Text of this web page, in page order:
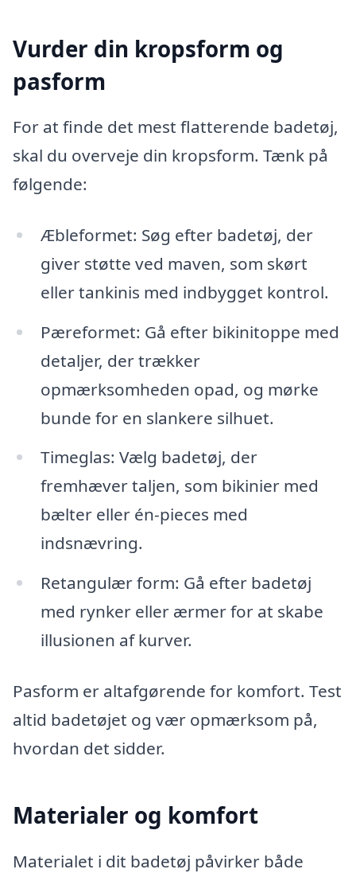
Vurder din kropsform og
pasform
For at finde det mest flatterende badetøj,
skal du overveje din kropsform. Tænk på
følgende:
Æbleformet: Søg efter badetøj, der
giver støtte ved maven, som skørt
eller tankinis med indbygget kontrol.
Pæreformet: Gå efter bikinitoppe med
detaljer, der trækker
opmærksomheden opad, og mørke
bunde for en slankere silhuet.
Timeglas: Vælg badetøj, der
fremhæver taljen, som bikinier med
bælter eller én-pieces med
indsnævring.
Retangulær form: Gå efter badetøj
med rynker eller ærmer for at skabe
illusionen af kurver.
Pasform er altafgørende for komfort. Test
altid badetøjet og vær opmærksom på,
hvordan det sidder.
Materialer og komfort
Materialet i dit badetøj påvirker både